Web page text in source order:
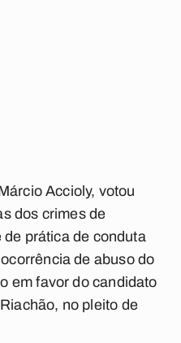
Accioly, votou
dos crimes de
prática de conduta
de abuso do
em favor do candidato
no pleito de